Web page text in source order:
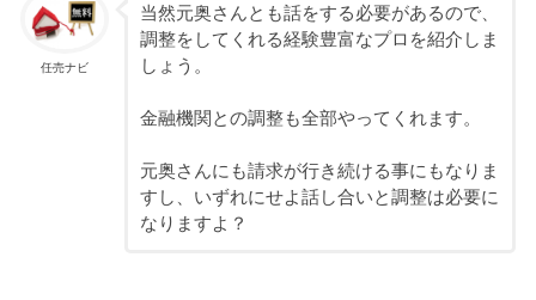
任売ナビ
当然元奥さんとも話をする必要があるので、
調整をしてくれる経験豊富なプロを紹介しま
しょう。
金融機関との調整も全部やってくれます。
元奥さんにも請求が行き続ける事にもなりま
すし、いずれにせよ話し合いと調整は必要に
なりますよ？